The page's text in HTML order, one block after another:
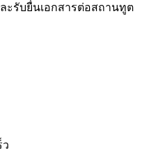
ละรับยื่นเอกสารต่อสถานทูต
ว